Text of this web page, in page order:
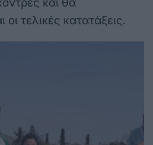
τελικές κατατάξεις.